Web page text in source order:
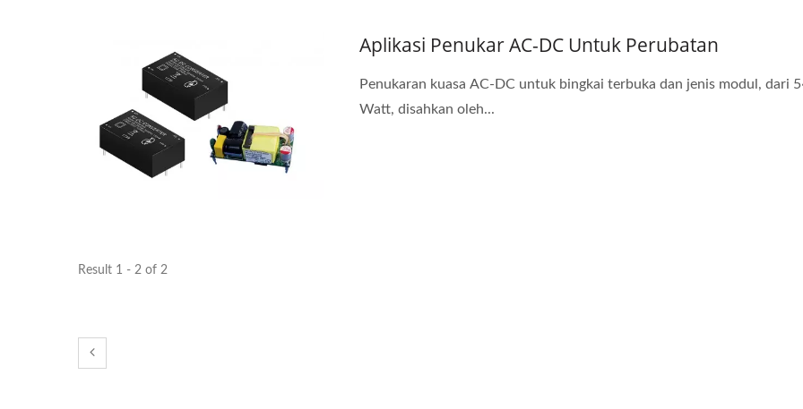
Aplikasi Penukar AC-DC Untuk Perubatan
Penukaran kuasa AC-DC untuk bingkai terbuka dan jenis modul, dari
Watt, disahkan oleh...
Result 1 - 2 of 2